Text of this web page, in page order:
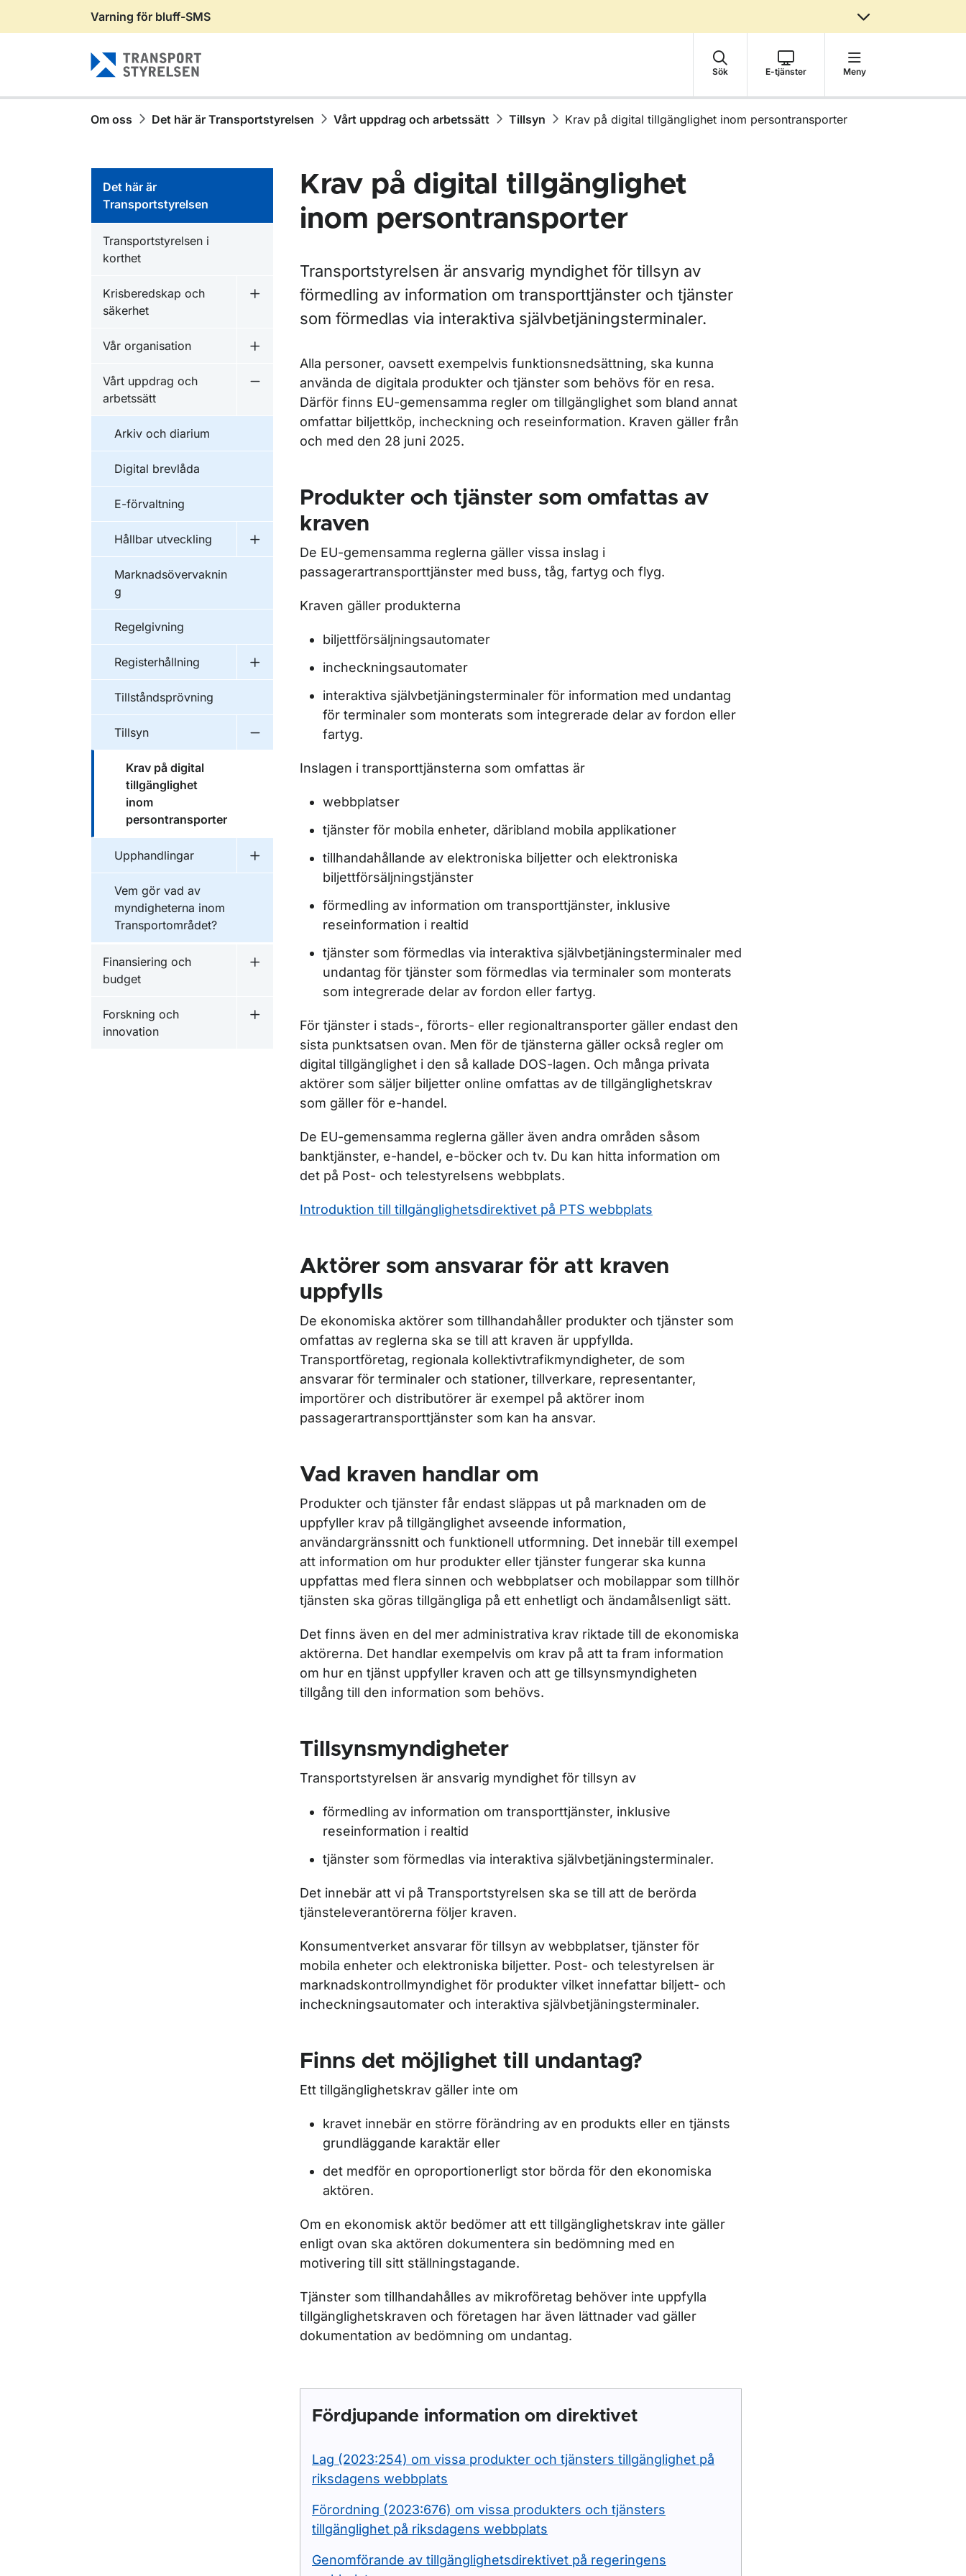
Gå till sidans innehåll
Varning för bluff-SMS
Sök E-tjänster Meny
Om oss Det här är Transportstyrelsen Vårt uppdrag och arbetssätt Tillsyn Krav på digital tillgänglighet inom persontransporter
Det här är
Transportstyrelsen
Transportstyrelsen i
korthet
Krisberedskap och
säkerhet
Undermeny för Krisberedskap och säkerhet
Vår organisation
Undermeny för Vår organisation
Vårt uppdrag och
arbetssätt
Undermeny för Vårt uppdrag och arbetssätt
Arkiv och diarium
Digital brevlåda
E-förvaltning
Hållbar utveckling
Undermeny för Hållbar utveckling
Marknadsövervaknin
g
Regelgivning
Registerhållning
Undermeny för Registerhållning
Tillståndsprövning
Tillsyn
Undermeny för Tillsyn
Krav på digital
tillgänglighet
inom
persontransporter
Upphandlingar
Undermeny för Upphandlingar
Vem gör vad av
myndigheterna inom
Transportområdet?
Finansiering och
budget
Undermeny för Finansiering och budget
Forskning och
innovation
Undermeny för Forskning och innovation
Krav på digital tillgänglighet
inom persontransporter
Transportstyrelsen är ansvarig myndighet för tillsyn av
förmedling av information om transporttjänster och tjänster
som förmedlas via interaktiva självbetjäningsterminaler.
Alla personer, oavsett exempelvis funktionsnedsättning, ska kunna
använda de digitala produkter och tjänster som behövs för en resa.
Därför finns EU-gemensamma regler om tillgänglighet som bland annat
omfattar biljettköp, incheckning och reseinformation. Kraven gäller från
och med den 28 juni 2025.
Produkter och tjänster som omfattas av
kraven
De EU-gemensamma reglerna gäller vissa inslag i
passagerartransporttjänster med buss, tåg, fartyg och flyg.
Kraven gäller produkterna
biljettförsäljningsautomater
incheckningsautomater
interaktiva självbetjäningsterminaler för information med undantag
för terminaler som monterats som integrerade delar av fordon eller
fartyg.
Inslagen i transporttjänsterna som omfattas är
webbplatser
tjänster för mobila enheter, däribland mobila applikationer
tillhandahållande av elektroniska biljetter och elektroniska
biljettförsäljningstjänster
förmedling av information om transporttjänster, inklusive
reseinformation i realtid
tjänster som förmedlas via interaktiva självbetjäningsterminaler med
undantag för tjänster som förmedlas via terminaler som monterats
som integrerade delar av fordon eller fartyg.
För tjänster i stads-, förorts- eller regionaltransporter gäller endast den
sista punktsatsen ovan. Men för de tjänsterna gäller också regler om
digital tillgänglighet i den så kallade DOS-lagen. Och många privata
aktörer som säljer biljetter online omfattas av de tillgänglighetskrav
som gäller för e-handel.
De EU-gemensamma reglerna gäller även andra områden såsom
banktjänster, e-handel, e-böcker och tv. Du kan hitta information om
det på Post- och telestyrelsens webbplats.
Introduktion till tillgänglighetsdirektivet på PTS webbplats
Aktörer som ansvarar för att kraven
uppfylls
De ekonomiska aktörer som tillhandahåller produkter och tjänster som
omfattas av reglerna ska se till att kraven är uppfyllda.
Transportföretag, regionala kollektivtrafikmyndigheter, de som
ansvarar för terminaler och stationer, tillverkare, representanter,
importörer och distributörer är exempel på aktörer inom
passagerartransporttjänster som kan ha ansvar.
Vad kraven handlar om
Produkter och tjänster får endast släppas ut på marknaden om de
uppfyller krav på tillgänglighet avseende information,
användargränssnitt och funktionell utformning. Det innebär till exempel
att information om hur produkter eller tjänster fungerar ska kunna
uppfattas med flera sinnen och webbplatser och mobilappar som tillhör
tjänsten ska göras tillgängliga på ett enhetligt och ändamålsenligt sätt.
Det finns även en del mer administrativa krav riktade till de ekonomiska
aktörerna. Det handlar exempelvis om krav på att ta fram information
om hur en tjänst uppfyller kraven och att ge tillsynsmyndigheten
tillgång till den information som behövs.
Tillsynsmyndigheter
Transportstyrelsen är ansvarig myndighet för tillsyn av
förmedling av information om transporttjänster, inklusive
reseinformation i realtid
tjänster som förmedlas via interaktiva självbetjäningsterminaler.
Det innebär att vi på Transportstyrelsen ska se till att de berörda
tjänsteleverantörerna följer kraven.
Konsumentverket ansvarar för tillsyn av webbplatser, tjänster för
mobila enheter och elektroniska biljetter. Post- och telestyrelsen är
marknadskontrollmyndighet för produkter vilket innefattar biljett- och
incheckningsautomater och interaktiva självbetjäningsterminaler.
Finns det möjlighet till undantag?
Ett tillgänglighetskrav gäller inte om
kravet innebär en större förändring av en produkts eller en tjänsts
grundläggande karaktär eller
det medför en oproportionerligt stor börda för den ekonomiska
aktören.
Om en ekonomisk aktör bedömer att ett tillgänglighetskrav inte gäller
enligt ovan ska aktören dokumentera sin bedömning med en
motivering till sitt ställningstagande.
Tjänster som tillhandahålles av mikroföretag behöver inte uppfylla
tillgänglighetskraven och företagen har även lättnader vad gäller
dokumentation av bedömning om undantag.
Fördjupande information om direktivet
Lag (2023:254) om vissa produkter och tjänsters tillgänglighet på
riksdagens webbplats
Förordning (2023:676) om vissa produkters och tjänsters
tillgänglighet på riksdagens webbplats
Genomförande av tillgänglighetsdirektivet på regeringens